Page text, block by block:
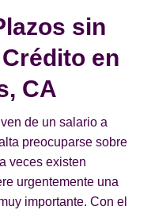
sin
en
CA
de un salario a
preocuparse sobre
veces existen
urgentemente una
importante. Con el